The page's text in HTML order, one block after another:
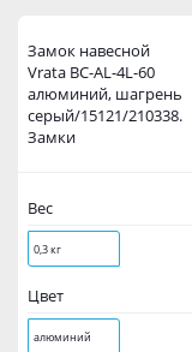
Замок навесной
Vrata BC-AL-4L-60
алюминий, шагрень
серый/15121/210338.
Замки
Вес
0,3 кг
Цвет
алюминий